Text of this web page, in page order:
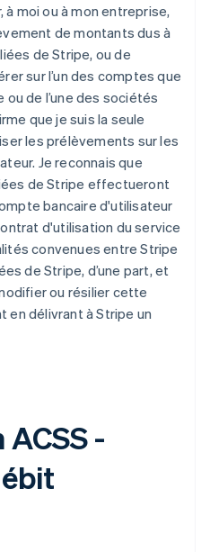
moi ou à mon entreprise,
de montants dus à
de Stripe, ou de
sur l’un des comptes que
de l’une des sociétés
que je suis la seule
les prélèvements sur les
Je reconnais que
de Stripe effectueront
bancaire d'utilisateur
d'utilisation du service
convenues entre Stripe
de Stripe, d’une part, et
ou résilier cette
en délivrant à Stripe un
-